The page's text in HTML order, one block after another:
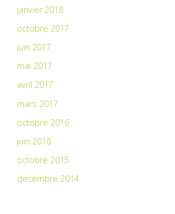
janvier 2018
octobre 2017
juin 2017
mai 2017
avril 2017
mars 2017
octobre 2016
juin 2016
octobre 2015
décembre 2014